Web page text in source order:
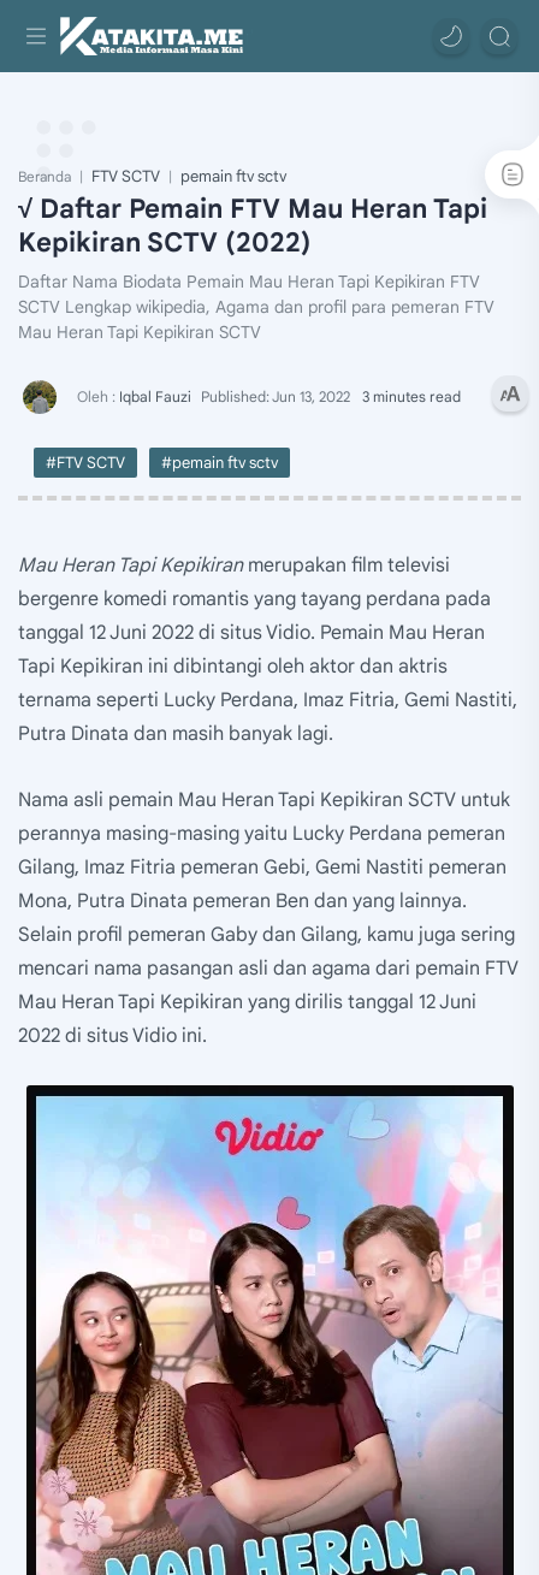
Beranda FTV SCTV pemain ftv sctv
√ Daftar Pemain FTV Mau Heran Tapi
Kepikiran SCTV (2022)
Daftar Nama Biodata Pemain Mau Heran Tapi Kepikiran FTV
SCTV Lengkap wikipedia, Agama dan profil para pemeran FTV
Mau Heran Tapi Kepikiran SCTV
3 minutes read
#FTV SCTV #pemain ftv sctv
Mau Heran Tapi Kepikiranmerupakan film televisi
bergenre komedi romantis yang tayang perdana pada
tanggal 12 Juni 2022 di situs Vidio. Pemain Mau Heran
Tapi Kepikiran ini dibintangi oleh aktor dan aktris
ternama seperti Lucky Perdana, Imaz Fitria, Gemi Nastiti,
Putra Dinata dan masih banyak lagi.
Nama asli pemain Mau Heran Tapi Kepikiran SCTV untuk
perannya masing-masing yaitu Lucky Perdana pemeran
Gilang, Imaz Fitria pemeran Gebi, Gemi Nastiti pemeran
Mona, Putra Dinata pemeran Ben dan yang lainnya.
Selain profil pemeran Gaby dan Gilang, kamu juga sering
mencari nama pasangan asli dan agama dari pemain FTV
Mau Heran Tapi Kepikiran yang dirilis tanggal 12 Juni
2022 di situs Vidio ini.